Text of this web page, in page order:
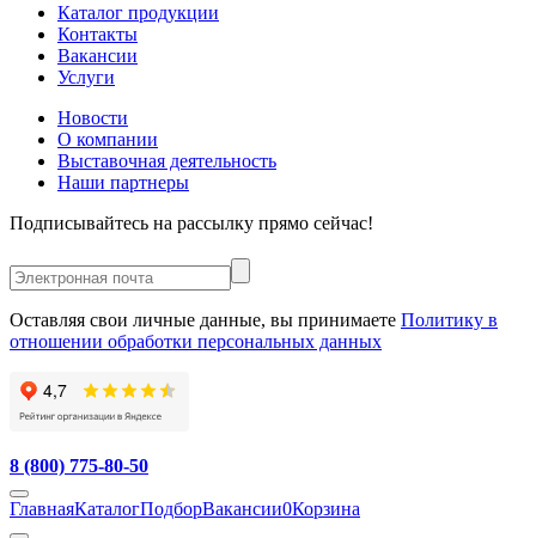
Каталог продукции
Контакты
Вакансии
Услуги
Новости
О компании
Выставочная деятельность
Наши партнеры
Подписывайтесь на рассылку прямо сейчас!
Оставляя свои личные данные, вы принимаете Политику в
отношении обработки персональных данных
8 (800) 775-80-50
ГлавнаяКаталогПодборВакансии0Корзина